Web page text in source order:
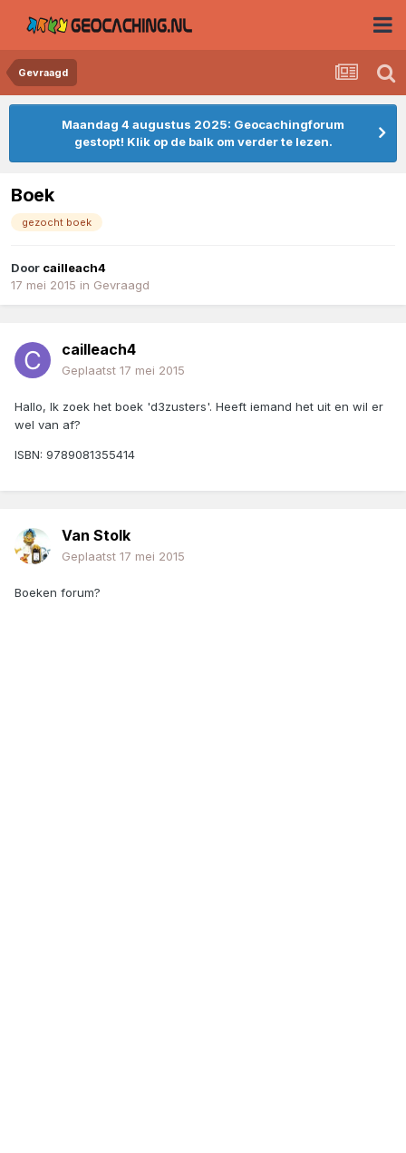
Gevraagd
Maandag 4 augustus 2025: Geocachingforum
gestopt! Klik op de balk om verder te lezen.
Boek
gezocht boek
Door cailleach4
17 mei 2015 in Gevraagd
cailleach4
Geplaatst 17 mei 2015
Hallo, Ik zoek het boek 'd3zusters'. Heeft iemand het uit en wil er
wel van af?
ISBN: 9789081355414
Van Stolk
Geplaatst 17 mei 2015
Boeken forum?